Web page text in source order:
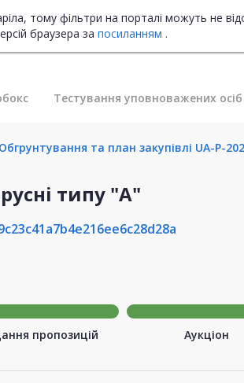
тому фільтри на порталі можуть не
браузера за посиланням .
Тестування уповноважених осіб
Обгрунтування та план закупівлі UA-P-
типу "А"
пропозицій Аукціон